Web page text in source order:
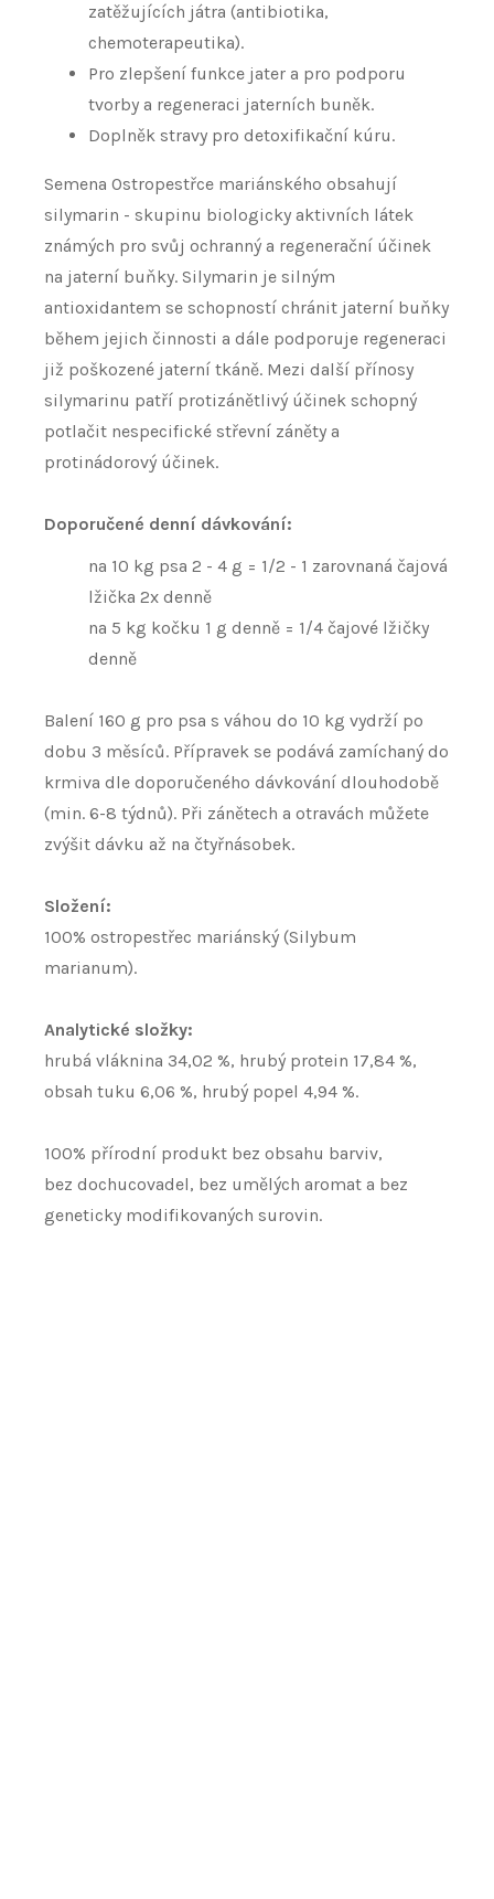
zatěžujících játra (antibiotika,
chemoterapeutika).
Pro zlepšení funkce jater a pro podporu
tvorby a regeneraci jaterních buněk.
Doplněk stravy pro detoxifikační kúru.
Semena Ostropestřce mariánského obsahují
silymarin - skupinu biologicky aktivních látek
známých pro svůj ochranný a regenerační účinek
na jaterní buňky. Silymarin je silným
antioxidantem se schopností chránit jaterní buňky
během jejich činnosti a dále podporuje regeneraci
již poškozené jaterní tkáně. Mezi další přínosy
silymarinu patří protizánětlivý účinek schopný
potlačit nespecifické střevní záněty a
protinádorový účinek.
Doporučené denní dávkování:
na 10 kg psa 2 - 4 g = 1/2 - 1 zarovnaná čajová
lžička 2x denně
na 5 kg kočku 1 g denně = 1/4 čajové lžičky
denně
Balení 160 g pro psa s váhou do 10 kg vydrží po
dobu 3 měsíců. Přípravek se podává zamíchaný do
krmiva dle doporučeného dávkování dlouhodobě
(min. 6-8 týdnů). Při zánětech a otravách můžete
zvýšit dávku až na čtyřnásobek.
Složení:
100% ostropestřec mariánský (Silybum
marianum).
Analytické složky:
hrubá vláknina 34,02 %, hrubý protein 17,84 %,
obsah tuku 6,06 %, hrubý popel 4,94 %.
100% přírodní produkt bez obsahu barviv,
bez dochucovadel, bez umělých aromat a bez
geneticky modifikovaných surovin.